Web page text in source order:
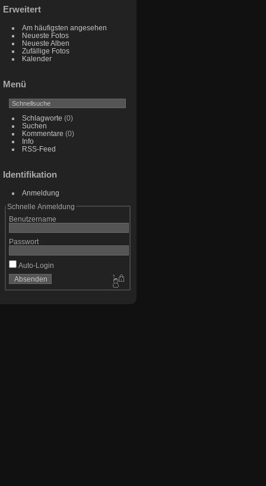
Erweitert
Am häufigsten angesehen
Neueste Fotos
Neueste Alben
Zufällige Fotos
Kalender
Menü
Schlagworte (0)
Suchen
Kommentare (0)
Info
RSS-Feed
Identifikation
Anmeldung
Schnelle Anmeldung
Benutzername
Passwort
Auto-Login